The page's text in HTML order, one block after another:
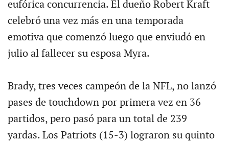
eufórica concurrencia. El dueño Robert Kraft
celebró una vez más en una temporada
emotiva que comenzó luego que enviudó en
julio al fallecer su esposa Myra.
Brady, tres veces campeón de la NFL, no lanzó
pases de touchdown por primera vez en 36
partidos, pero pasó para un total de 239
yardas. Los Patriots (15-3) lograron su quinto